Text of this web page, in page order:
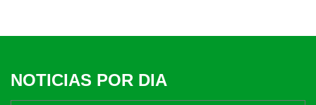
NOTICIAS POR DIA